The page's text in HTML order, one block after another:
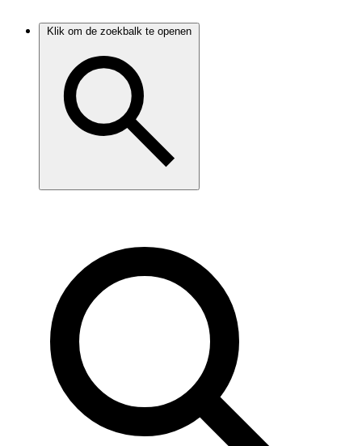
Klik om de zoekbalk te openen